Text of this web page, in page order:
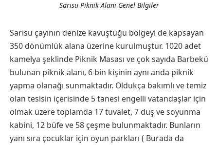
Sarısu Piknik Alanı Genel Bilgiler
Sarısu çayının denize kavuştuğu bölgeyi de kapsayan
350 dönümlük alana üzerine kurulmuştur. 1020 adet
kamelya şeklinde Piknik Masası ve çok sayıda Barbekü
bulunan piknik alanı, 6 bin kişinin aynı anda piknik
yapma olanağı sunmaktadır. Oldukça bakımlı ve temiz
olan tesisin içerisinde 5 tanesi engelli vatandaşlar için
olmak üzere toplamda 17 tuvalet, 7 duş ve soyunma
kabini, 12 büfe ve 58 çeşme bulunmaktadır. Bunların
yanı sıra çocuklar için oyun parkları ( Burada da